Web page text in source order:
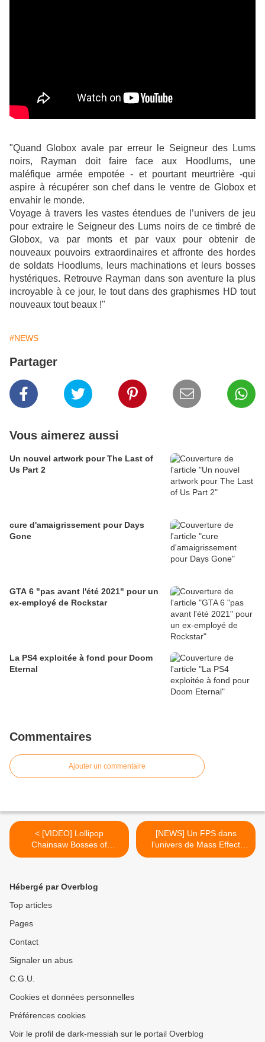
"Quand Globox avale par erreur le Seigneur des Lums
noirs, Rayman doit faire face aux Hoodlums, une
maléfique armée empotée - et pourtant meurtrière -qui
aspire à récupérer son chef dans le ventre de Globox et
envahir le monde.
Voyage à travers les vastes étendues de l’univers de jeu
pour extraire le Seigneur des Lums noirs de ce timbré de
Globox, va par monts et par vaux pour obtenir de
nouveaux pouvoirs extraordinaires et affronte des hordes
de soldats Hoodlums, leurs machinations et leurs bosses
hystériques. Retrouve Rayman dans son aventure la plus
incroyable à ce jour, le tout dans des graphismes HD tout
nouveaux tout beaux !"
#NEWS
Partager
Vous aimerez aussi
Un nouvel artwork pour The Last of
Us Part 2
cure d'amaigrissement pour Days
Gone
GTA 6 "pas avant l'été 2021" pour un
ex-employé de Rockstar
La PS4 exploitée à fond pour Doom
Eternal
Commentaires
Ajouter un commentaire
< [VIDEO] Lollipop
Chainsaw Bosses of
Zombie Rock
[NEWS] Un FPS dans
l'univers de Mass Effect
était bien en préparation >
Hébergé par Overblog
Top articles
Pages
Contact
Signaler un abus
C.G.U.
Cookies et données personnelles
Préférences cookies
Voir le profil de dark-messiah sur le portail Overblog